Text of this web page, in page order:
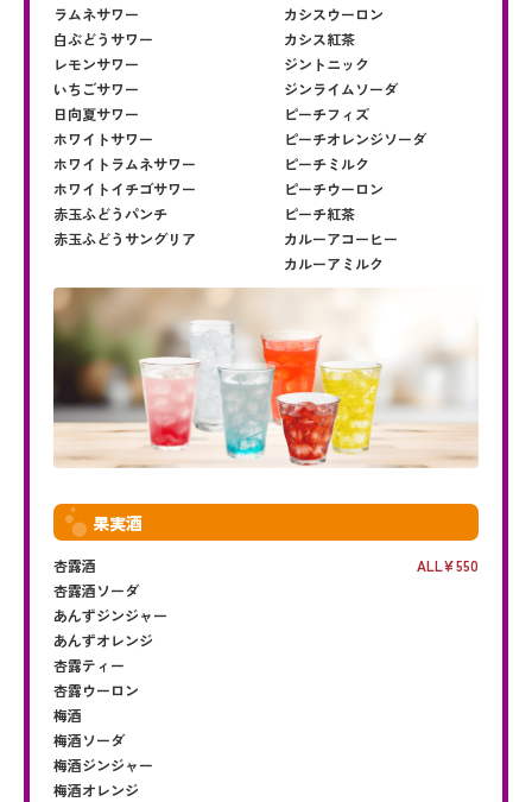
ラムネサワー
白ぶどうサワー
レモンサワー
いちごサワー
日向夏サワー
ホワイトサワー
ホワイトラムネサワー
ホワイトイチゴサワー
赤玉ふどうパンチ
赤玉ふどうサングリア
カシスウーロン
カシス紅茶
ジントニック
ジンライムソーダ
ピーチフィズ
ピーチオレンジソーダ
ピーチミルク
ピーチウーロン
ピーチ紅茶
カルーアコーヒー
カルーアミルク
果実酒
杏露酒 ALL
550
杏露酒ソーダ
あんずジンジャー
あんずオレンジ
杏露ティー
杏露ウーロン
梅酒
梅酒ソーダ
梅酒ジンジャー
梅酒オレンジ